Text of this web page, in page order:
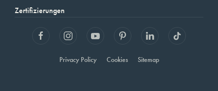
Zertifizierungen
Privacy Policy Cookies Sitemap